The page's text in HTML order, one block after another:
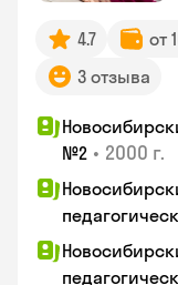
4.7 от
3 отзыва
№2 • 2000 г.